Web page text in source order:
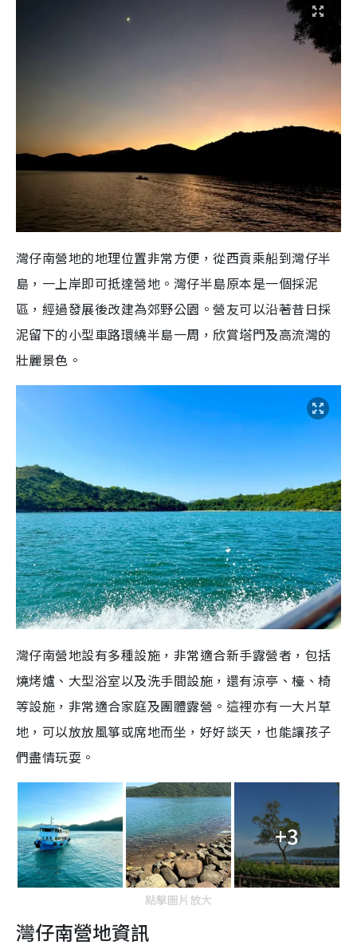
灣仔南營地的地理位置非常方便，從西貢乘船到灣仔半
島，一上岸即可抵達營地。灣仔半島原本是一個採泥
區，經過發展後改建為郊野公園。營友可以沿著昔日採
泥留下的小型車路環繞半島一周，欣賞塔門及高流灣的
壯麗景色。
灣仔南營地設有多種設施，非常適合新手露營者，包括
燒烤爐、大型浴室以及洗手間設施，還有涼亭、檯、椅
等設施，非常適合家庭及團體露營。這裡亦有一大片草
地，可以放放風箏或席地而坐，好好談天，也能讓孩子
們盡情玩耍。
+3
點擊圖片放大
灣仔南營地資訊